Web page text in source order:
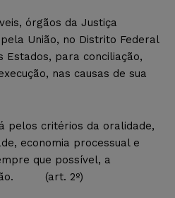
órgãos da Justiça
União, no Distrito Federal
Estados, para conciliação,
nas causas de sua
pelos critérios da oralidade,
economia processual e
que possível, a
(art. 2º)